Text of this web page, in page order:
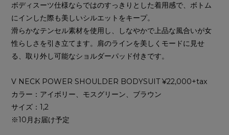
ボディスーツ仕様ならではのすっきりとした着用感で、ボトム
にインした際も美しいシルエットをキープ。
滑らかなテンセル素材を使用し、しなやかで上品な風合いが女
性らしさを引き立てます。肩のラインを美しくモードに見せ
る、取り外し可能なショルダーパッド付きです。
V NECK POWER SHOULDER BODYSUIT ¥22,000+tax
カラー：アイボリー、モスグリーン、ブラウン
サイズ：1,2
※10月お届け予定